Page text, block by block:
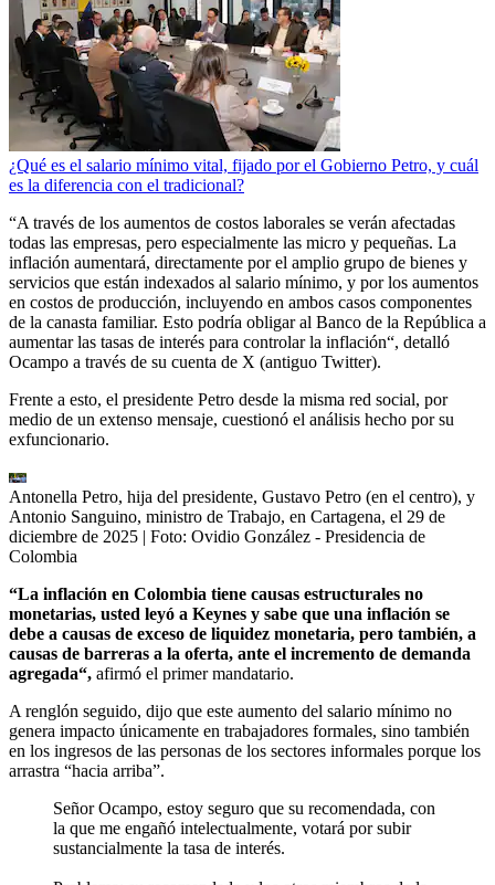
¿Qué es el salario mínimo vital, fijado por el Gobierno Petro, y cuál
es la diferencia con el tradicional?
“A través de los aumentos de costos laborales se verán afectadas
todas las empresas, pero especialmente las micro y pequeñas. La
inflación aumentará, directamente por el amplio grupo de bienes y
servicios que están indexados al salario mínimo, y por los aumentos
en costos de producción, incluyendo en ambos casos componentes
de la canasta familiar. Esto podría obligar al Banco de la República a
aumentar las tasas de interés para controlar la inflación“, detalló
Ocampo a través de su cuenta de X (antiguo Twitter).
Frente a esto, el presidente Petro desde la misma red social, por
medio de un extenso mensaje, cuestionó el análisis hecho por su
exfuncionario.
Antonella Petro, hija del presidente, Gustavo Petro (en el centro), y
Antonio Sanguino, ministro de Trabajo, en Cartagena, el 29 de
diciembre de 2025 | Foto: Ovidio González - Presidencia de
Colombia
“La inflación en Colombia tiene causas estructurales no
monetarias, usted leyó a Keynes y sabe que una inflación se
debe a causas de exceso de liquidez monetaria, pero también, a
causas de barreras a la oferta, ante el incremento de demanda
agregada“, afirmó el primer mandatario.
A renglón seguido, dijo que este aumento del salario mínimo no
genera impacto únicamente en trabajadores formales, sino también
en los ingresos de las personas de los sectores informales porque los
arrastra “hacia arriba”.
Señor Ocampo, estoy seguro que su recomendada, con
la que me engañó intelectualmente, votará por subir
sustancialmente la tasa de interés.